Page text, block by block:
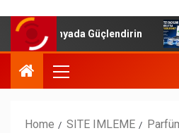
Dünyada Güçlendirin
Home SITE IMLEME